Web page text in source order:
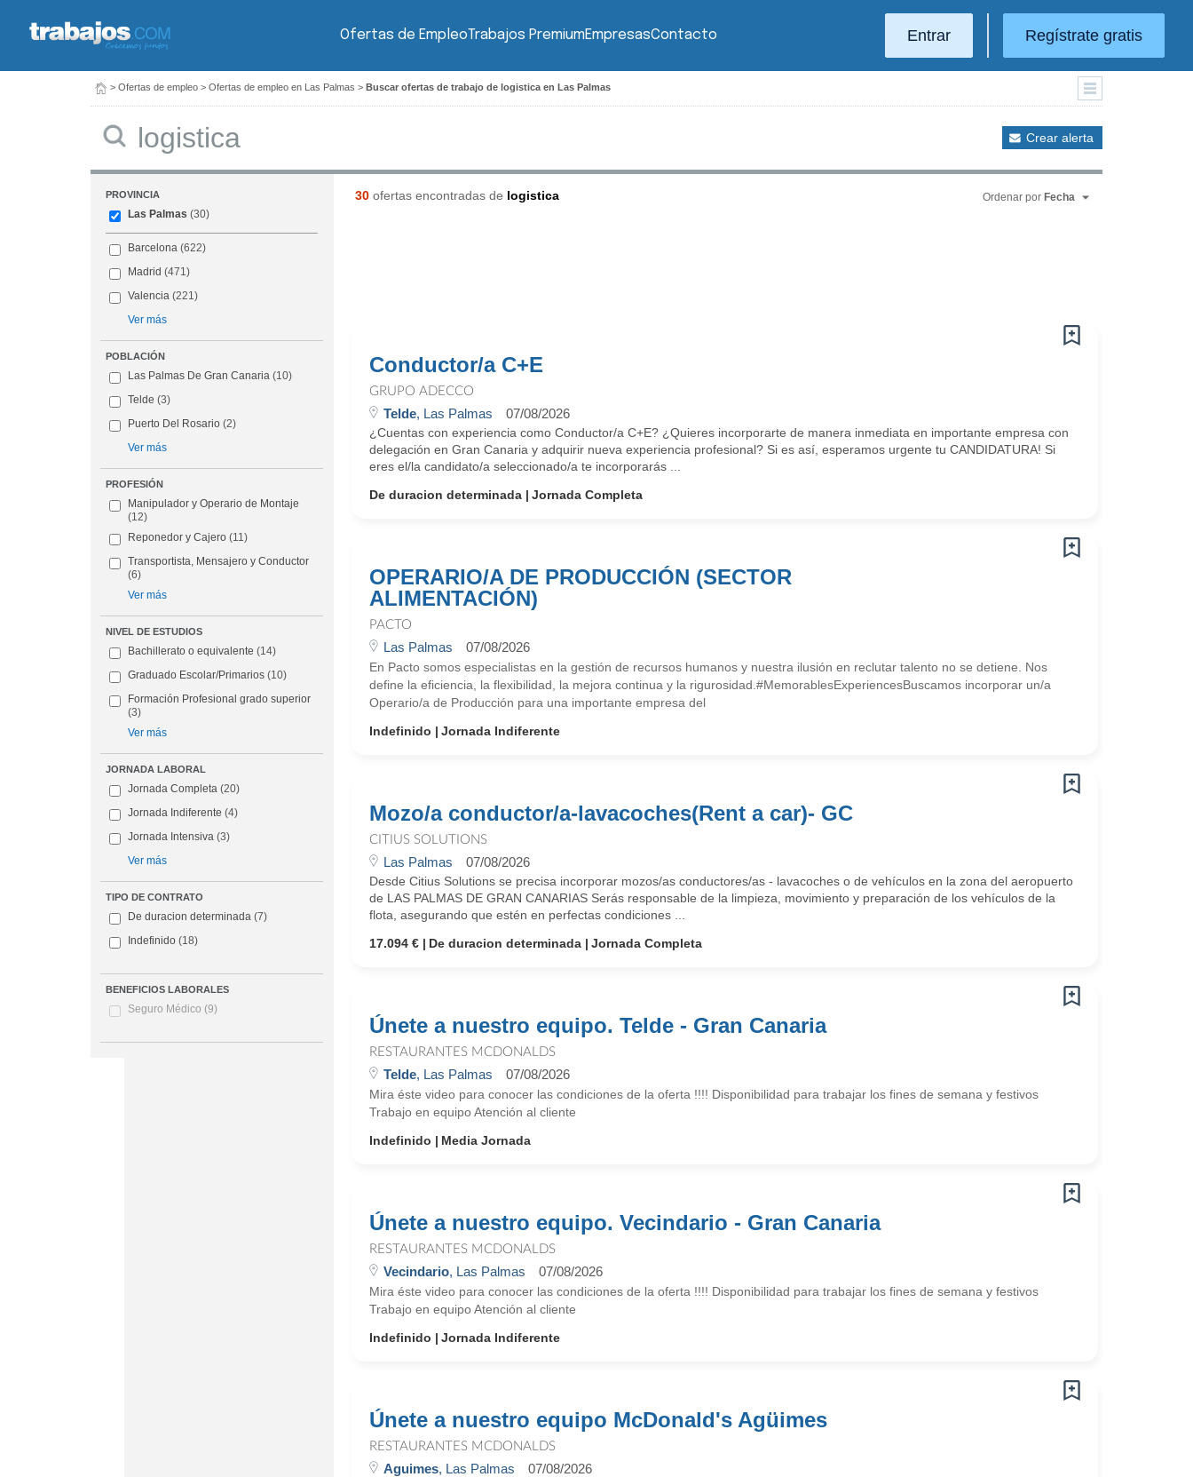
Ofertas de EmpleoTrabajos PremiumEmpresasContacto Entrar Regístrate gratis
> Ofertas de empleo > Ofertas de empleo en Las Palmas > Buscar ofertas de trabajo de logistica en Las Palmas
Crear alerta
PROVINCIA
Las Palmas (30)
Barcelona (622)
Madrid (471)
Valencia (221)
Ver más
POBLACIÓN
Las Palmas De Gran Canaria (10)
Telde (3)
Puerto Del Rosario (2)
Ver más
PROFESIÓN
Manipulador y Operario de Montaje
(12)
Reponedor y Cajero (11)
Transportista, Mensajero y Conductor
(6)
Ver más
NIVEL DE ESTUDIOS
Bachillerato o equivalente (14)
Graduado Escolar/Primarios (10)
Formación Profesional grado superior
(3)
Ver más
JORNADA LABORAL
Jornada Completa (20)
Jornada Indiferente (4)
Jornada Intensiva (3)
Ver más
TIPO DE CONTRATO
De duracion determinada (7)
Indefinido (18)
BENEFICIOS LABORALES
Seguro Médico (9)
30ofertas encontradas de logistica Ordenar por Fecha
Conductor/a C+E
GRUPO ADECCO
Telde, Las Palmas 07/08/2026
¿Cuentas con experiencia como Conductor/a C+E? ¿Quieres incorporarte de manera inmediata en importante empresa con
delegación en Gran Canaria y adquirir nueva experiencia profesional? Si es así, esperamos urgente tu CANDIDATURA! Si
eres el/la candidato/a seleccionado/a te incorporarás ...
De duracion determinada
Jornada Completa
OPERARIO/A DE PRODUCCIÓN (SECTOR
ALIMENTACIÓN)
PACTO
Las Palmas 07/08/2026
En Pacto somos especialistas en la gestión de recursos humanos y nuestra ilusión en reclutar talento no se detiene. Nos
define la eficiencia, la flexibilidad, la mejora continua y la rigurosidad.#MemorablesExperiencesBuscamos incorporar un/a
Operario/a de Producción para una importante empresa del
Indefinido
Jornada Indiferente
Mozo/a conductor/a-lavacoches(Rent a car)- GC
CITIUS SOLUTIONS
Las Palmas 07/08/2026
Desde Citius Solutions se precisa incorporar mozos/as conductores/as - lavacoches o de vehículos en la zona del aeropuerto
de LAS PALMAS DE GRAN CANARIAS Serás responsable de la limpieza, movimiento y preparación de los vehículos de la
flota, asegurando que estén en perfectas condiciones ...
17.094 €
De duracion determinada Jornada Completa
Únete a nuestro equipo. Telde - Gran Canaria
RESTAURANTES MCDONALDS
Telde, Las Palmas 07/08/2026
Mira éste video para conocer las condiciones de la oferta !!!! Disponibilidad para trabajar los fines de semana y festivos
Trabajo en equipo Atención al cliente
Indefinido
Media Jornada
Únete a nuestro equipo. Vecindario - Gran Canaria
RESTAURANTES MCDONALDS
Vecindario, Las Palmas 07/08/2026
Mira éste video para conocer las condiciones de la oferta !!!! Disponibilidad para trabajar los fines de semana y festivos
Trabajo en equipo Atención al cliente
Indefinido
Jornada Indiferente
Únete a nuestro equipo McDonald's Agüimes
RESTAURANTES MCDONALDS
Aguimes, Las Palmas 07/08/2026